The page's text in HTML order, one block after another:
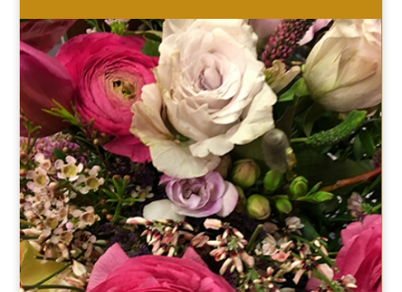
HOCHZEIT